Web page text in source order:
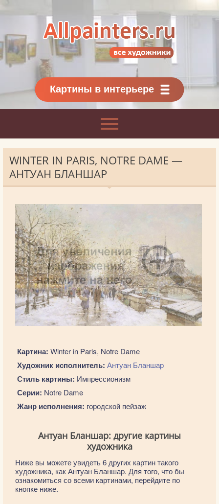
Картины классиков
и современников
Картины в интерьере
WINTER IN PARIS, NOTRE DAME —
АНТУАН БЛАНШАР
Картина: Winter in Paris, Notre Dame
Художник исполнитель: Антуан Бланшар
Стиль картины: Импрессионизм
Серии: Notre Dame
Жанр исполнения: городской пейзаж
Антуан Бланшар: другие картины
художника
Ниже вы можете увидеть 6 других картин такого
художника, как Антуан Бланшар. Для того, что бы
ознакомиться со всеми картинами, перейдите по
кнопке ниже.